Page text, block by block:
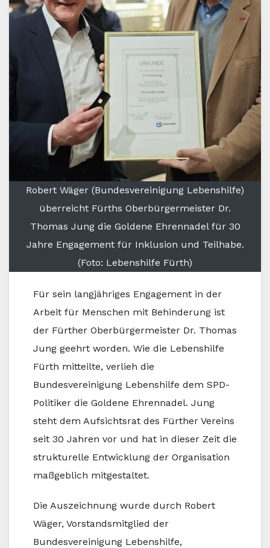
Robert Wäger (Bundesvereinigung Lebenshilfe)
überreicht Fürths Oberbürgermeister Dr.
Thomas Jung die Goldene Ehrennadel für 30
Jahre Engagement für Inklusion und Teilhabe.
(Foto: Lebenshilfe Fürth)
Für sein langjähriges Engagement in der
Arbeit für Menschen mit Behinderung ist
der Fürther Oberbürgermeister Dr. Thomas
Jung geehrt worden. Wie die Lebenshilfe
Fürth mitteilte, verlieh die
Bundesvereinigung Lebenshilfe dem SPD-
Politiker die Goldene Ehrennadel. Jung
steht dem Aufsichtsrat des Fürther Vereins
seit 30 Jahren vor und hat in dieser Zeit die
strukturelle Entwicklung der Organisation
maßgeblich mitgestaltet.
Die Auszeichnung wurde durch Robert
Wäger, Vorstandsmitglied der
Bundesvereinigung Lebenshilfe,